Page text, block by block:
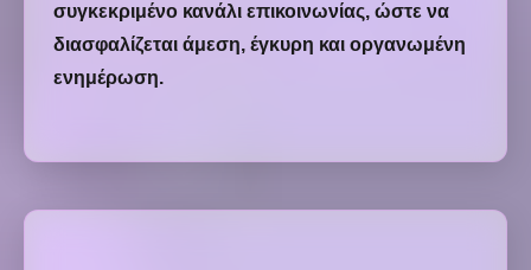
συγκεκριμένο κανάλι επικοινωνίας, ώστε να
διασφαλίζεται άμεση, έγκυρη και οργανωμένη
ενημέρωση.